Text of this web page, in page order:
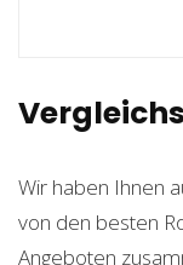
Wir haben Ihnen
von den besten
Angeboten